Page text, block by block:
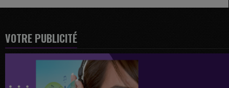
VOTRE PUBLICITÉ